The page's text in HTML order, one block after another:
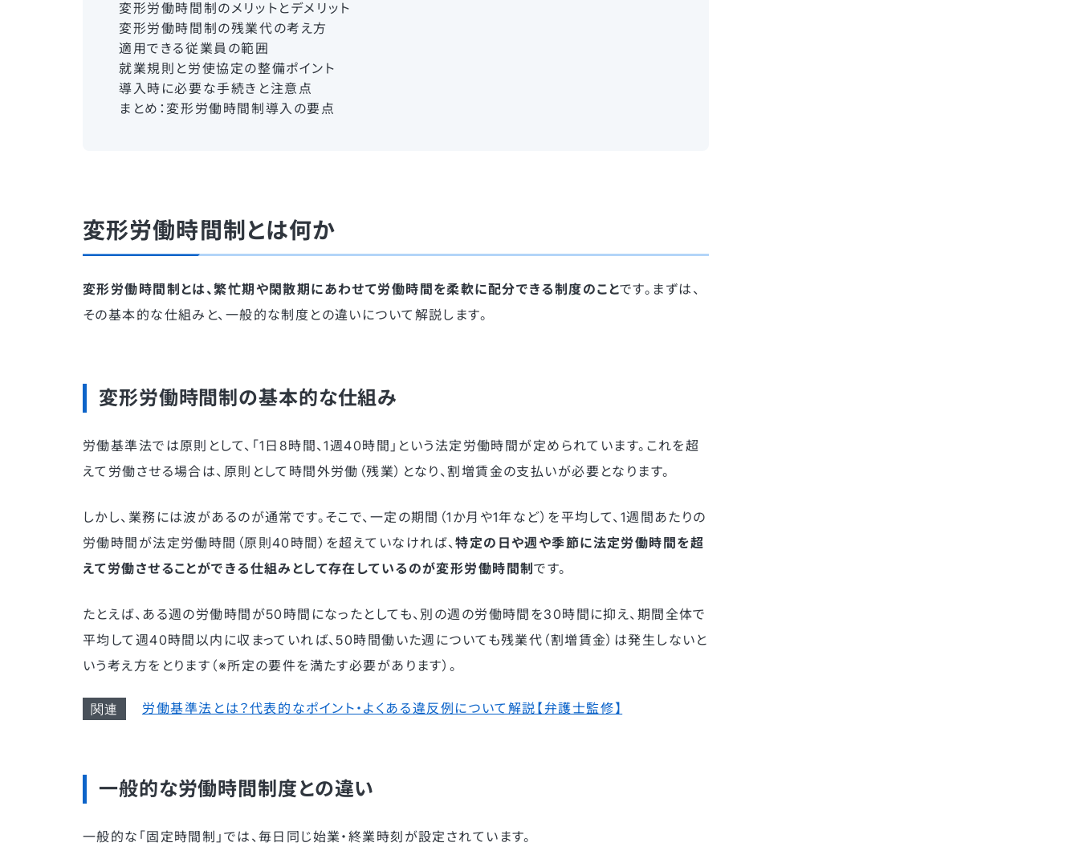
変形労働時間制のメリットとデメリット
変形労働時間制の残業代の考え方
適用できる従業員の範囲
就業規則と労使協定の整備ポイント
導入時に必要な手続きと注意点
まとめ：変形労働時間制導入の要点
変形労働時間制とは何か
変形労働時間制とは、繁忙期や閑散期にあわせて労働時間を柔軟に配分できる制度のことです。まずは、
その基本的な仕組みと、一般的な制度との違いについて解説します。
変形労働時間制の基本的な仕組み
労働基準法では原則として、「1日8時間、1週40時間」という法定労働時間が定められています。これを超
えて労働させる場合は、原則として時間外労働（残業）となり、割増賃金の支払いが必要となります。
しかし、業務には波があるのが通常です。そこで、一定の期間（1か月や1年など）を平均して、1週間あたりの
労働時間が法定労働時間（原則40時間）を超えていなければ、特定の日や週や季節に法定労働時間を超
えて労働させることができる仕組みとして存在しているのが変形労働時間制です。
たとえば、ある週の労働時間が50時間になったとしても、別の週の労働時間を30時間に抑え、期間全体で
平均して週40時間以内に収まっていれば、50時間働いた週についても残業代（割増賃金）は発生しないと
いう考え方をとります（※所定の要件を満たす必要があります）。
労働基準法とは？代表的なポイント・よくある違反例について解説【弁護士監修】
一般的な労働時間制度との違い
一般的な「固定時間制」では、毎日同じ始業・終業時刻が設定されています。